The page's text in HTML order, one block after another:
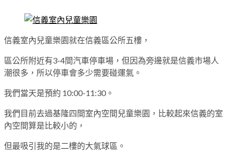
信義室內兒童樂園就在信義區公所五樓，
區公所附近有3-4間汽車停車場，但因為旁邊就是信義市場人
潮很多，所以停車會多少需要碰運氣。
我們當天是預約 10:00-11:30。
我們目前去過基隆四間室內空間兒童樂園，比較起來信義的室
內空間算是比較小的，
但最吸引我的是二樓的大氣球區。